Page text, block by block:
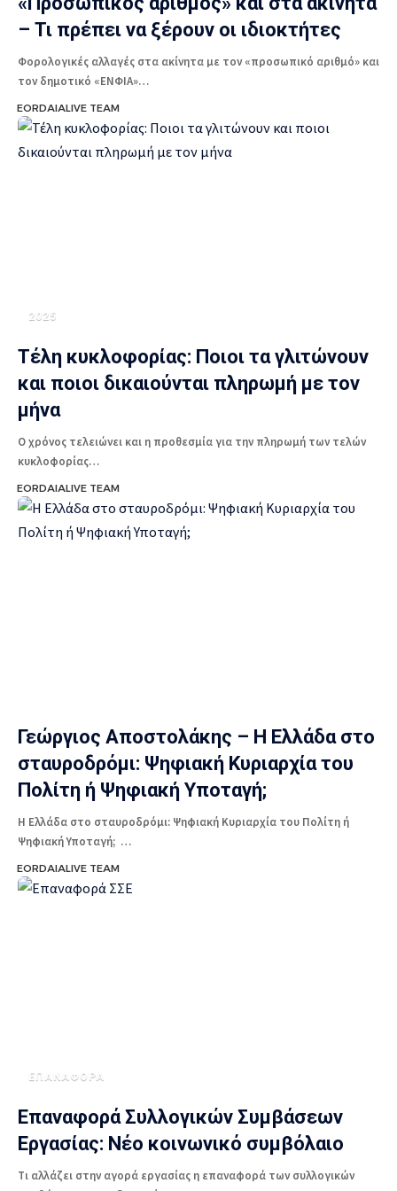
– Τι πρέπει να ξέρουν οι ιδιοκτήτες
Φορολογικές αλλαγές στα ακίνητα με τον «προσωπικό αριθμό» και
τον δημοτικό «ΕΝΦΙΑ»…
EORDAIALIVE TEAM
2025
Τέλη κυκλοφορίας: Ποιοι τα γλιτώνουν
και ποιοι δικαιούνται πληρωμή με τον
μήνα
Ο χρόνος τελειώνει και η προθεσμία για την πληρωμή των τελών
κυκλοφορίας…
EORDAIALIVE TEAM
Γεώργιος Αποστολάκης – Η Ελλάδα στο
σταυροδρόμι: Ψηφιακή Κυριαρχία του
Πολίτη ή Ψηφιακή Υποταγή;
Η Ελλάδα στο σταυροδρόμι: Ψηφιακή Κυριαρχία του Πολίτη ή
Ψηφιακή Υποταγή; …
EORDAIALIVE TEAM
ΕΠΑΝΑΦΟΡΑ
Επαναφορά Συλλογικών Συμβάσεων
Εργασίας: Νέο κοινωνικό συμβόλαιο
Τι αλλάζει στην αγορά εργασίας η επαναφορά των συλλογικών